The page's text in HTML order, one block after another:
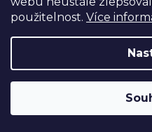
použitelnost. Více
Vytvořil Shoptet|
Copyright 2026Tapety
Odstoupit od smlouvy